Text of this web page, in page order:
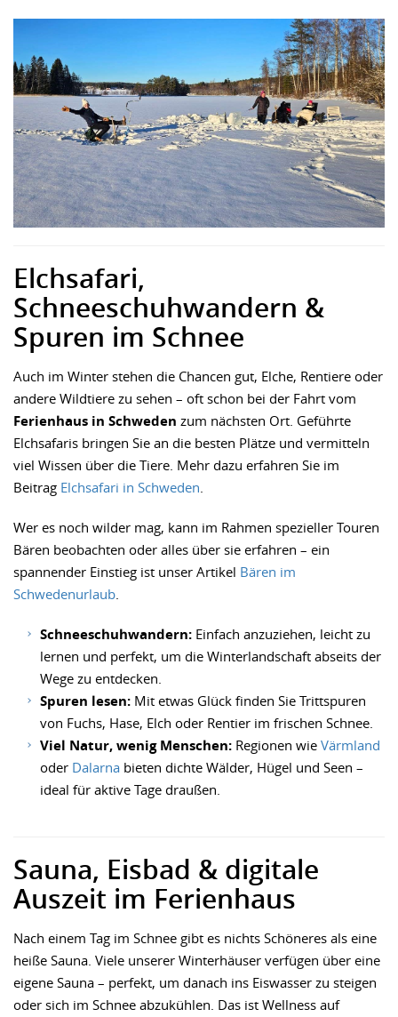
Elchsafari,
Schneeschuhwandern &
Spuren im Schnee
Auch im Winter stehen die Chancen gut, Elche, Rentiere oder
andere Wildtiere zu sehen – oft schon bei der Fahrt vom
Ferienhaus in Schweden zum nächsten Ort. Geführte
Elchsafaris bringen Sie an die besten Plätze und vermitteln
viel Wissen über die Tiere. Mehr dazu erfahren Sie im
Beitrag Elchsafari in Schweden.
Wer es noch wilder mag, kann im Rahmen spezieller Touren
Bären beobachten oder alles über sie erfahren – ein
spannender Einstieg ist unser Artikel Bären im
Schwedenurlaub.
Schneeschuhwandern: Einfach anzuziehen, leicht zu
lernen und perfekt, um die Winterlandschaft abseits der
Wege zu entdecken.
Spuren lesen: Mit etwas Glück finden Sie Trittspuren
von Fuchs, Hase, Elch oder Rentier im frischen Schnee.
Viel Natur, wenig Menschen: Regionen wie Värmland
oder Dalarna bieten dichte Wälder, Hügel und Seen –
ideal für aktive Tage draußen.
Sauna, Eisbad & digitale
Auszeit im Ferienhaus
Nach einem Tag im Schnee gibt es nichts Schöneres als eine
heiße Sauna. Viele unserer Winterhäuser verfügen über eine
eigene Sauna – perfekt, um danach ins Eiswasser zu steigen
oder sich im Schnee abzukühlen. Das ist Wellness auf